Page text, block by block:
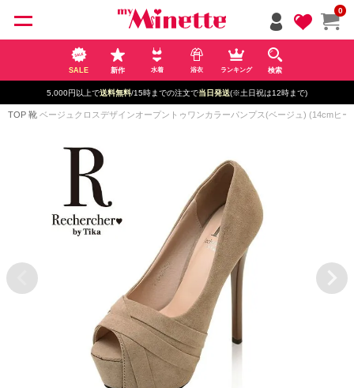
0
SALE 新作 水着 浴衣 ランキング 検索
5,000円以上で送料無料/15時までの注文で当日発送(※土日祝は12時まで)
TOP 靴 ベージュクロスデザインオープントゥワンカラーパンプス(ベージュ) (14cmヒー
ペー
ジト
ップ